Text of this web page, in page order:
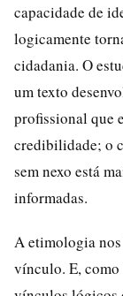
capacidade de
logicamente
cidadania. O
um texto
profissional que
credibilidade; o
sem nexo está
informadas.
A etimologia nos
vínculo. E, como